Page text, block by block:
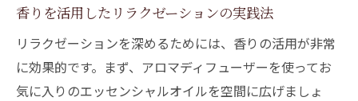
香りを活用したリラクゼーションの実践法
リラクゼーションを深めるためには、香りの活用が非常
に効果的です。まず、アロマディフューザーを使ってお
気に入りのエッセンシャルオイルを空間に広げましょ